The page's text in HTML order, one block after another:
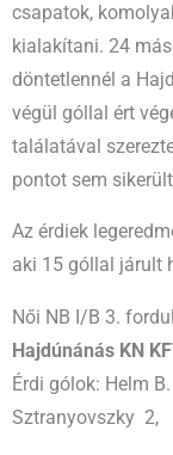
csapatok,
kialakítani. 24
döntetlennél a
végül góllal ért
találatával
pontot sem
Az érdiek
aki 15 góllal járult
Női NB I/B 3.
Hajdúnánás KN
Érdi gólok: Helm
Sztranyovszky 2,